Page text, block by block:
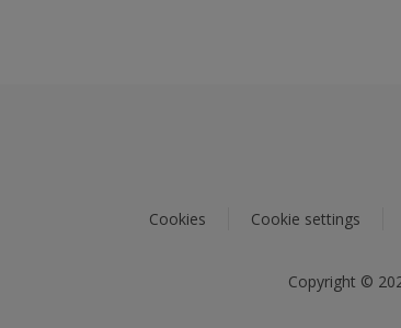
Cookies Cookie settings
Copyright ©